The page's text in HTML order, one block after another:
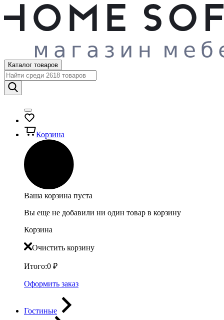
Каталог товаров
Корзина
Ваша корзина пуста
Вы еще не добавили ни один товар в корзину
Корзина
Очистить корзину
Итого:0 ₽
Оформить заказ
Гостиные